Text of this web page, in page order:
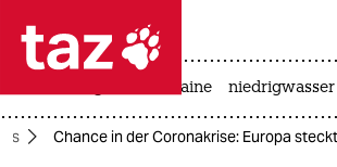
 taz zahl ich
taz zahl ich
krieg in der ukraine niedrigwasser
Chance in der Coronakrise: Europa